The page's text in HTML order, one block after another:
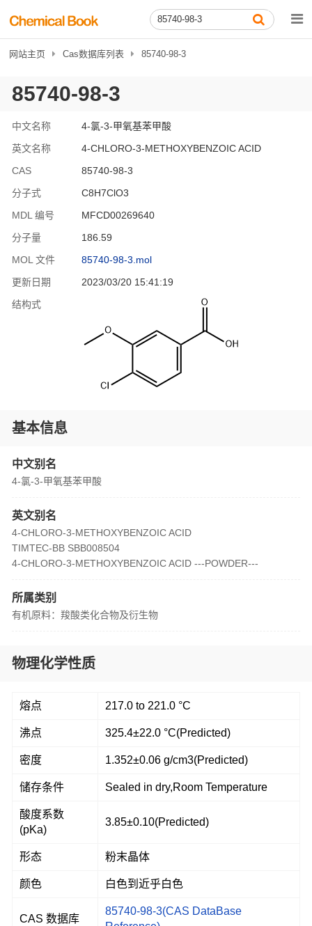
网站主页 Cas数据库列表 85740-98-3
85740-98-3
中文名称
4-氯-3-甲氧基苯甲酸
英文名称
4-CHLORO-3-METHOXYBENZOIC ACID
CAS
85740-98-3
分子式
C8H7ClO3
MDL 编号
MFCD00269640
分子量
186.59
MOL 文件
85740-98-3.mol
更新日期
2023/03/20 15:41:19
结构式
基本信息
中文别名
4-氯-3-甲氧基苯甲酸
英文别名
4-CHLORO-3-METHOXYBENZOIC ACID
TIMTEC-BB SBB008504
4-CHLORO-3-METHOXYBENZOIC ACID ---POWDER---
所属类别
有机原料：羧酸类化合物及衍生物
物理化学性质
熔点 217.0 to 221.0 °C
沸点 325.4±22.0 °C(Predicted)
密度 1.352±0.06 g/cm3(Predicted)
储存条件 Sealed in dry,Room Temperature
酸度系数
(pKa)
3.85±0.10(Predicted)
形态 粉末晶体
颜色 白色到近乎白色
CAS 数据库
85740-98-3(CAS DataBase